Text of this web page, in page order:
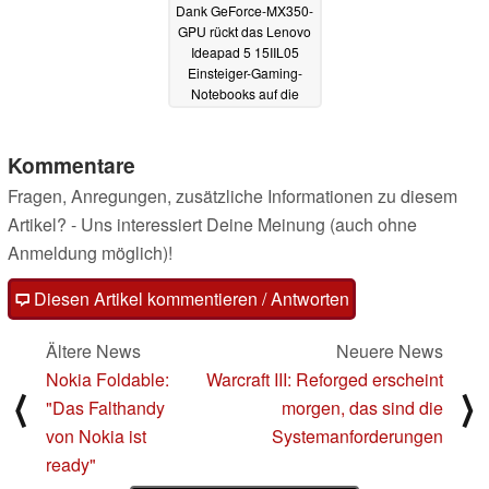
Dank GeForce-MX350-
GPU rückt das Lenovo
Ideapad 5 15IIL05
Einsteiger-Gaming-
Notebooks auf die
Kommentare
Fragen, Anregungen, zusätzliche Informationen zu diesem
Artikel? - Uns interessiert Deine Meinung (auch ohne
Anmeldung möglich)!
Diesen Artikel kommentieren / Antworten
⟨
Ältere News
Nokia Foldable:
"Das Falthandy
von Nokia ist
ready"
Neuere News
Warcraft III: Reforged erscheint
morgen, das sind die
Systemanforderungen
⟩